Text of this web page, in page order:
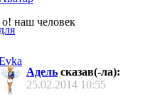
о! наш человек
Адель сказав(-ла):
25.02.2014 10:55